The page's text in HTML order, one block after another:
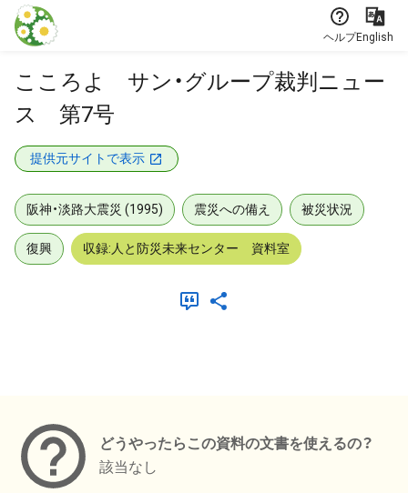
本文に飛ぶ
ヘルプEnglish
こころよ サン・グループ裁判ニュー
ス 第7号
提供元サイトで表示
阪神・淡路大震災 (1995) 震災への備え 被災状況
復興 収録:人と防災未来センター 資料室
どうやったらこの資料の文書を使えるの？
該当なし